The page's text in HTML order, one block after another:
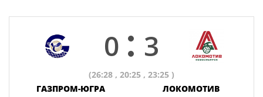
ГАЗПРОМ-ЮГРА
0 3
(26:28 , 20:25 , 23:25 )
ЛОКОМОТИВ